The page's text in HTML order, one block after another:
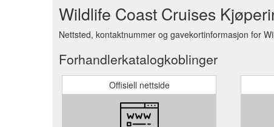
Wildlife Coast Cruises
Nettsted, kontaktnummer og gavekortinformasjon for
Forhandlerkatalogkoblinger
Offisiell nettside